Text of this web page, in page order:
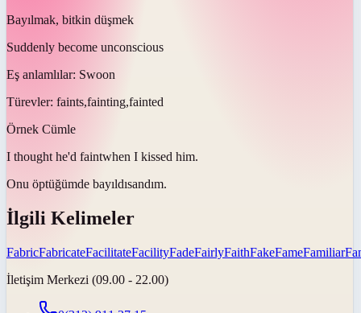
Bayılmak, bitkin düşmek
Suddenly become unconscious
Eş anlamlılar: Swoon
Türevler: faints,fainting,fainted
Örnek Cümle
I thought he'd faintwhen I kissed him.
Onu öptüğümde bayıldısandım.
İlgili Kelimeler
FabricFabricateFacilitateFacilityFadeFairlyFaithFakeFameFamiliar
İletişim Merkezi (09.00 - 22.00)